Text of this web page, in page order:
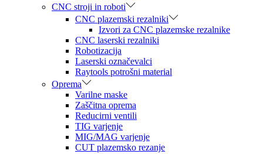
CNC stroji in roboti
CNC plazemski rezalniki
Izvori za CNC plazemske rezalnike
CNC laserski rezalniki
Robotizacija
Laserski označevalci
Raytools potrošni material
Oprema
Varilne maske
Zaščitna oprema
Reducirni ventili
TIG varjenje
MIG/MAG varjenje
CUT plazemsko rezanje